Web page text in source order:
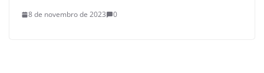
8 de novembro de 2023 0